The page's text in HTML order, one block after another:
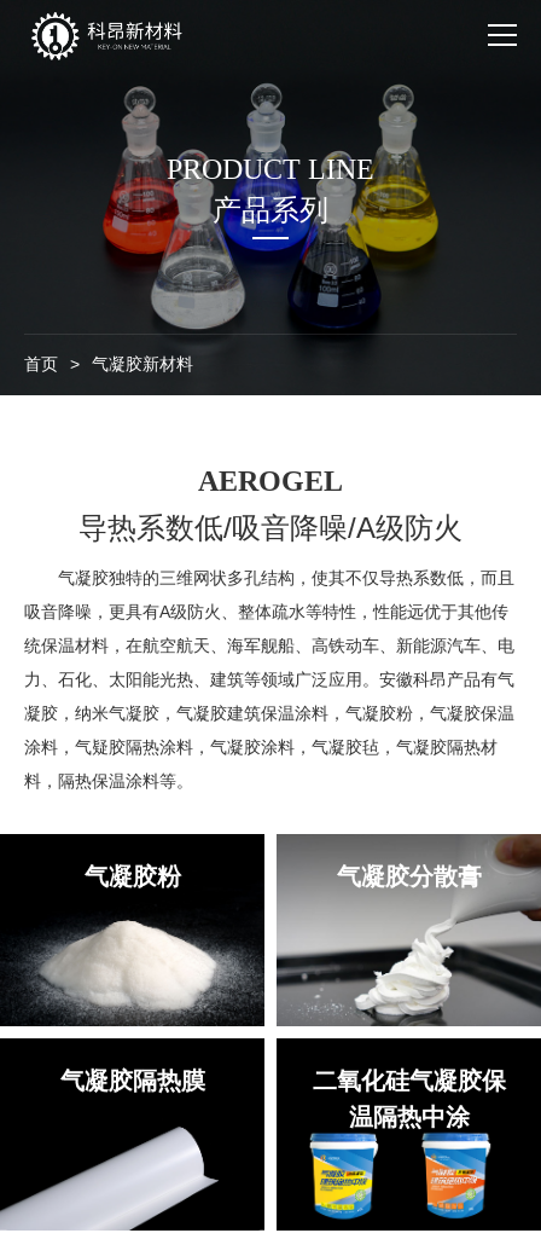
PRODUCT LINE
产品系列
首页 > 气凝胶新材料
AEROGEL
导热系数低/吸音降噪/A级防火
气凝胶独特的三维网状多孔结构，使其不仅导热系数低，而且
吸音降噪，更具有A级防火、整体疏水等特性，性能远优于其他传
统保温材料，在航空航天、海军舰船、高铁动车、新能源汽车、电
力、石化、太阳能光热、建筑等领域广泛应用。安徽科昂产品有气
凝胶，纳米气凝胶，气凝胶建筑保温涂料，气凝胶粉，气凝胶保温
涂料，气疑胶隔热涂料，气凝胶涂料，气凝胶毡，气凝胶隔热材
料，隔热保温涂料等。
气凝胶粉 气凝胶分散膏
气凝胶隔热膜
二氧化硅气凝胶保
温隔热中涂